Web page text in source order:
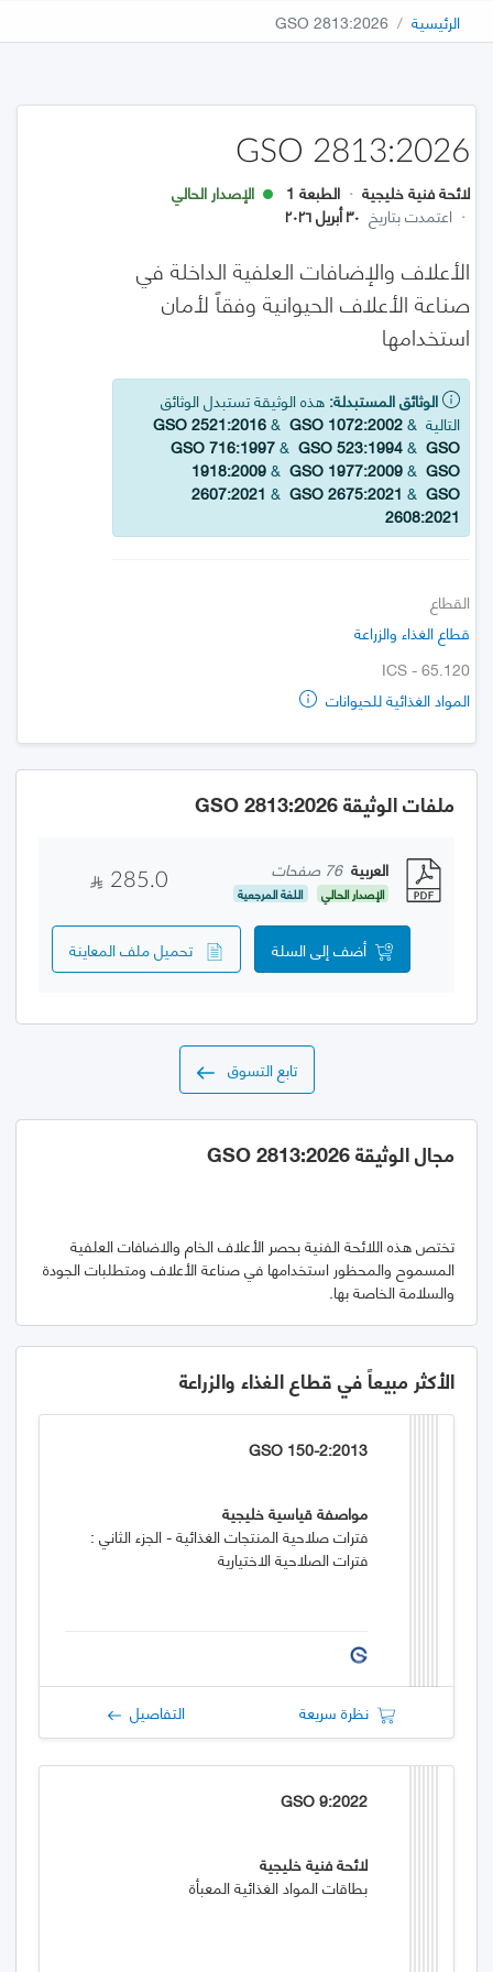
الرئيسية GSO 2813:2026
GSO 2813:2026
لائحة فنية خليجية · الطبعة 1
الإصدار الحالي
· اعتمدت بتاريخ ٣٠ أبريل ٢٠٢٦
الأعلاف والإضافات العلفية الداخلة في
صناعة الأعلاف الحيوانية وفقاً لأمان
استخدامها
الوثائق المستبدلة: هذه الوثيقة تستبدل الوثائق
التالية
GSO 2521:2016& GSO 1072:2002&
GSO 716:1997& GSO 523:1994& GSO
1918:2009& GSO 1977:2009& GSO
2607:2021 & GSO 2675:2021 & GSO
2608:2021
القطاع
قطاع الغذاء والزراعة
ICS - 65.120
المواد الغذائية للحيوانات
ملفات الوثيقة GSO 2813:2026
العربية 76 صفحات
الإصدار الحالي اللغة المرجعية
285.0
أضف إلى السلة تحميل ملف المعاينة
تابع التسوق
مجال الوثيقة GSO 2813:2026
تختص هذه اللائحة الفنية بحصر الأعلاف الخام والاضافات العلفية
المسموح والمحظور استخدامها في صناعة الأعلاف ومتطلبات الجودة
والسلامة الخاصة بها.
الأكثر مبيعاً في قطاع الغذاء والزراعة
GSO 150-2:2013
مواصفة قياسية خليجية
فترات صلاحية المنتجات الغذائية - الجزء الثاني :
فترات الصلاحية الاختيارية
نظرة سريعة التفاصيل
GSO 9:2022
لائحة فنية خليجية
بطاقات المواد الغذائية المعبأة